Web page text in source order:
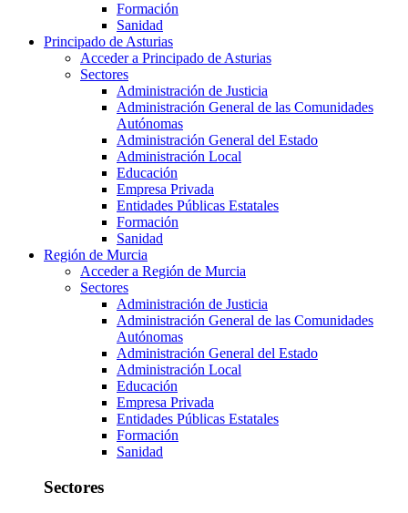
Formación
Sanidad
Principado de Asturias
Acceder a Principado de Asturias
Sectores
Administración de Justicia
Administración General de las Comunidades
Autónomas
Administración General del Estado
Administración Local
Educación
Empresa Privada
Entidades Públicas Estatales
Formación
Sanidad
Región de Murcia
Acceder a Región de Murcia
Sectores
Administración de Justicia
Administración General de las Comunidades
Autónomas
Administración General del Estado
Administración Local
Educación
Empresa Privada
Entidades Públicas Estatales
Formación
Sanidad
Sectores